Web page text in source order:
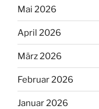
Mai 2026
April 2026
März 2026
Februar 2026
Januar 2026